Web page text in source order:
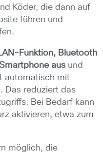
Köder, die dann auf
führen und
Funktion, Bluetooth
aus und
automatisch mit
Das reduziert das
Bei Bedarf kann
aktivieren, etwa zum
möglich, die